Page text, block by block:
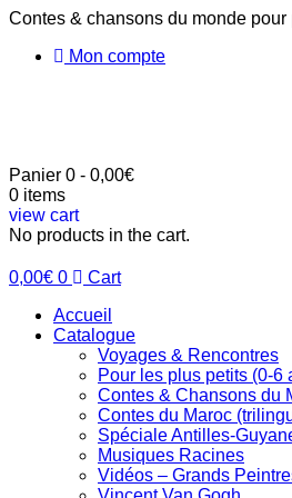
Aller
contenu
Contes & chansons du monde
Mon compte
Panier 0 - 0,00€
0 items
view cart
No products in the cart.
0,00€ 0
Cart
Accueil
Catalogue
Voyages & Rencontres
Pour les plus petits (0-6
Contes & Chansons du
Contes du Maroc
Spéciale Antilles-
Musiques Racines
Vidéos – Grands